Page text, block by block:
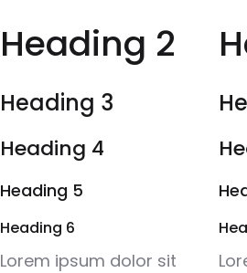
Heading 2
Heading 3
Heading 4
Heading 5
Heading 6
Lorem ipsum dolor sit